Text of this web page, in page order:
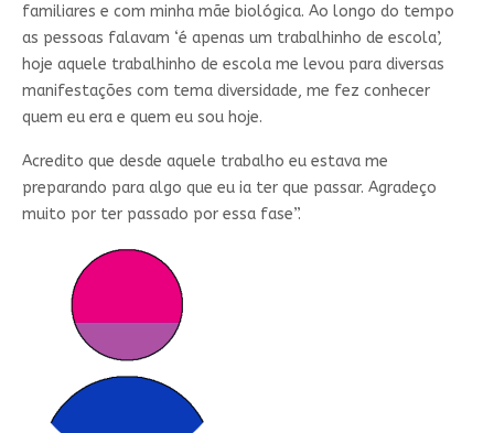
familiares e com minha mãe biológica. Ao longo do tempo
as pessoas falavam ‘é apenas um trabalhinho de escola’,
hoje aquele trabalhinho de escola me levou para diversas
manifestações com tema diversidade, me fez conhecer
quem eu era e quem eu sou hoje.
Acredito que desde aquele trabalho eu estava me
preparando para algo que eu ia ter que passar. Agradeço
muito por ter passado por essa fase”.